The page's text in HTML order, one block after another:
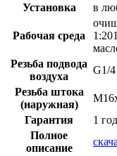
Установка
в
Рабочая среда
Резьба подвода
воздуха
G1/4
Резьба штока
(наружная)
Гарантия
1 год
Полное
описание